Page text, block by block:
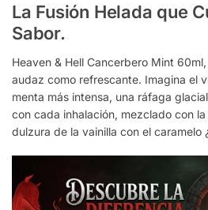
La Fusión Helada que
Sabor.
Heaven & Hell Cancerbero Mint
audaz como refrescante. Imagina el
menta más intensa, una ráfaga
con cada inhalación, mezclado con
dulzura de la vainilla con el caramelo